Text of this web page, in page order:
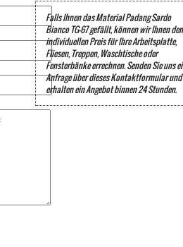
Falls Ihnen das Material Padang Sardo
Bianco TG-67 gefällt, können wir Ihnen den
individuellen Preis für Ihre Arbeitsplatte,
Fliesen, Treppen, Waschtische oder
Fensterbänke errechnen. Senden Sie uns
Anfrage über dieses Kontaktformular und
erhalten ein Angebot binnen 24 Stunden.